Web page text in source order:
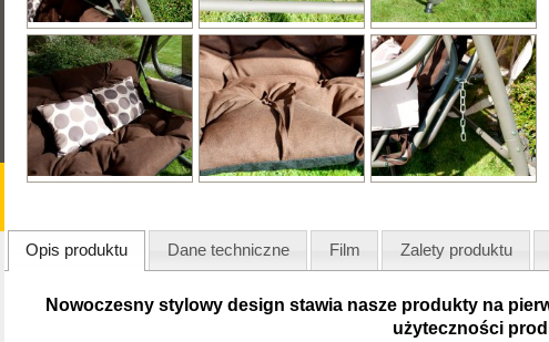
Opis produktu Dane techniczne Film Zalety produktu
Nowoczesny stylowy design stawia nasze produkty na
użyteczności